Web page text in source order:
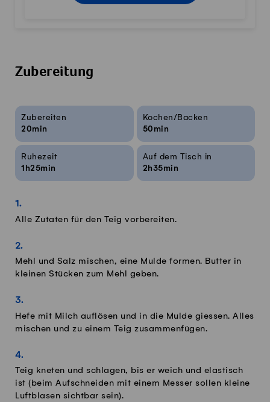
Zubereitung
Rezeptinfos
Zubereiten
20min
Kochen/Backen
50min
Ruhezeit
1h25min
Auf dem Tisch in
2h35min
Alle Zutaten für den Teig vorbereiten.
Mehl und Salz mischen, eine Mulde formen. Butter in
kleinen Stücken zum Mehl geben.
Hefe mit Milch auflösen und in die Mulde giessen. Alles
mischen und zu einem Teig zusammenfügen.
Teig kneten und schlagen, bis er weich und elastisch
ist (beim Aufschneiden mit einem Messer sollen kleine
Luftblasen sichtbar sein).